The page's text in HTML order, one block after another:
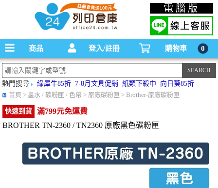
碳粉匣，墨水匣,原廠碳粉匣，副廠碳粉匣，環保碳粉匣,連續供墨印表機-office24列印
倉庫線上購物手機版
電腦版
商品 登入/註冊 購物車 0
熱門搜尋 綠犀牛85折 7-8月文具促銷 紙類下殺中
向日葵85折
首頁 > 墨水 / 碳粉匣 / 色帶 > 原廠碳粉匣 > Brother-原廠碳粉匣
快速到貨
滿799元免運費
BROTHER TN-2360 / TN2360 原廠黑色碳粉匣